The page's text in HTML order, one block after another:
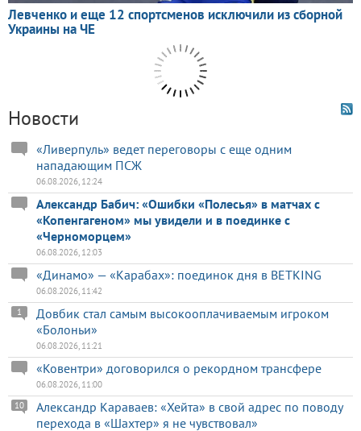
Новости
«Ливерпуль» ведет переговоры с еще одним
нападающим ПСЖ
06.08.2026, 12:24
Александр Бабич: «Ошибки «Полесья» в матчах с
«Копенгагеном» мы увидели и в поединке с
«Черноморцем»
06.08.2026, 12:03
«Динамо» — «Карабах»: поединок дня в BETKING
06.08.2026, 11:42
Довбик стал самым высокооплачиваемым игроком
«Болоньи»
1
06.08.2026, 11:21
«Ковентри» договорился о рекордном трансфере
06.08.2026, 11:00
Александр Караваев: «Хейта» в свой адрес по поводу
перехода в «Шахтер» я не чувствовал»
10